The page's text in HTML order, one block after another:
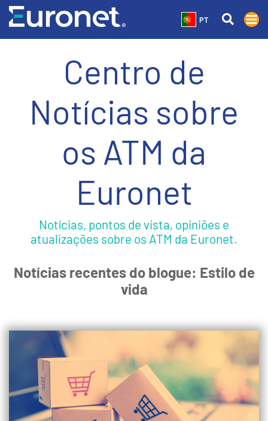
PT
Centro de
Notícias sobre
os ATM da
Euronet
Notícias, pontos de vista, opiniões e
atualizações sobre os ATM da Euronet.
Notícias recentes do blogue: Estilo de
vida